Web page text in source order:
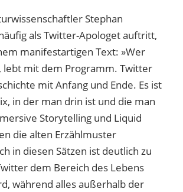
Stephan
als Twitter-Apologet auftritt,
manifestartigen Text: »Wer
mit dem Programm. Twitter
mit Anfang und Ende. Es ist
in der man drin ist und die man
Storytelling und Liquid
die alten Erzählmuster
in diesen Sätzen ist deutlich zu
dem Bereich des Lebens
während alles außerhalb der